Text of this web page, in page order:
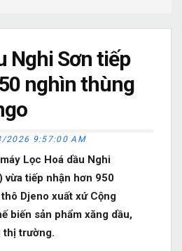
Nghi Sơn tiếp
nghìn thùng
2026 9:57:00 AM
Lọc Hoá dầu Nghi
vừa tiếp nhận hơn 950
Djeno xuất xứ Cộng
biến sản phẩm xăng dầu,
thị trường.